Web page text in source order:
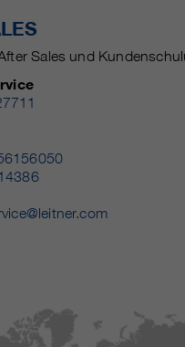
Sales und